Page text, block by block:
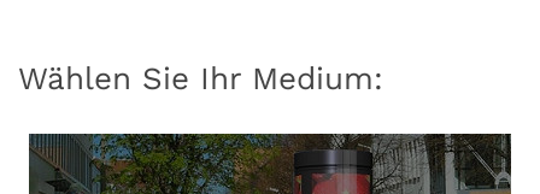
Wählen Sie Ihr Medium: